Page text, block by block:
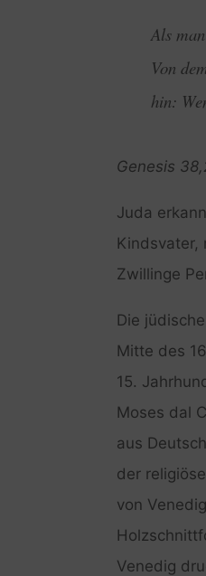
Als
Von
hin:
Genesis
Juda
Kindsvater,
Zwillinge
Die
Mitte des
15.
Moses dal
aus
der
von
Venedig